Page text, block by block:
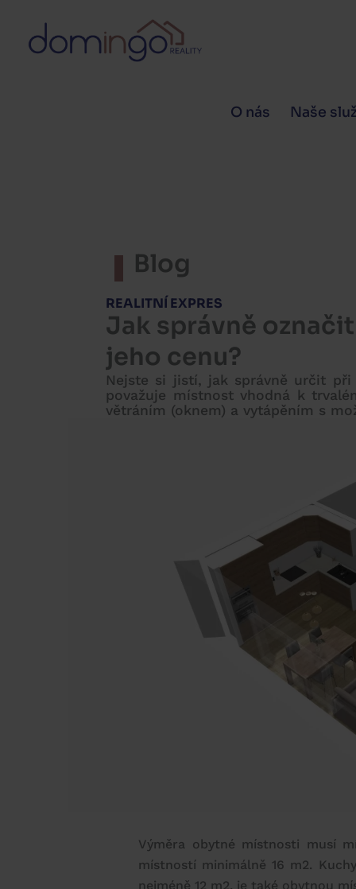
obsah
O nás Naše
Blog
REALITNÍ EXPRES
Jak správně
jeho cenu?
Nejste si jistí, jak správně určit při
považuje místnost vhodná k
větráním (oknem) a vytápěním s
Výměra obytné místnosti musí
místností minimálně 16 m2.
nejméně 12 m2, je také obytnou